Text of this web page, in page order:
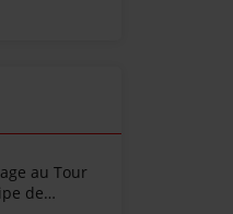
au Tour
de